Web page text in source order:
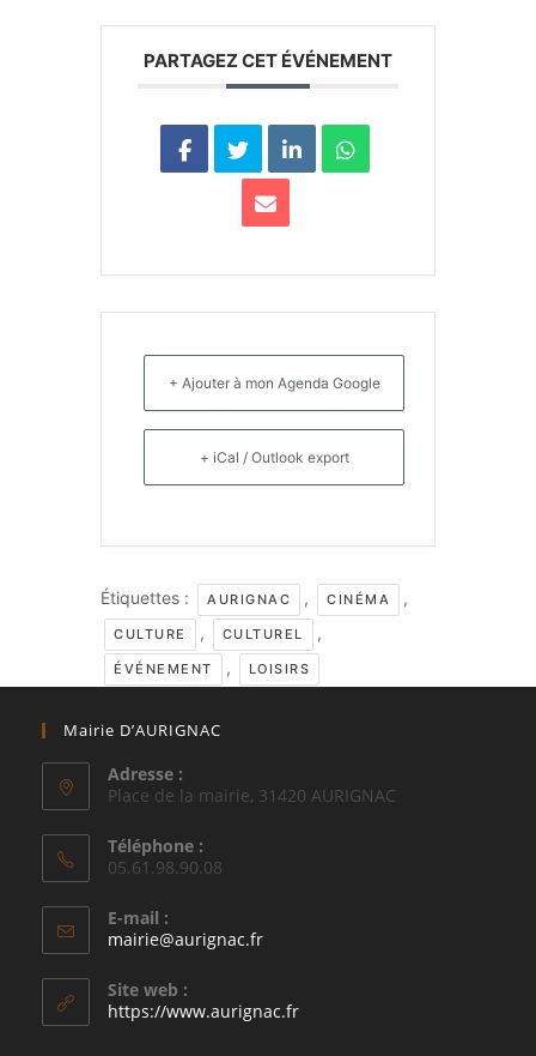
PARTAGEZ CET ÉVÉNEMENT
+ Ajouter à mon Agenda Google
+ iCal / Outlook export
Étiquettes : AURIGNAC , CINÉMA ,
CULTURE , CULTUREL ,
ÉVÉNEMENT , LOISIRS
Mairie D’AURIGNAC
Adresse :
Place de la mairie, 31420 AURIGNAC
Téléphone :
05.61.98.90.08
E-mail :
mairie@aurignac.frS’ouvre
application
Site web :
https://www.aurignac.fr